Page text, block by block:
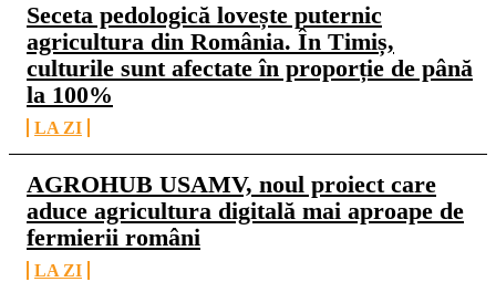
Seceta pedologică lovește puternic
agricultura din România. În Timiș,
culturile sunt afectate în proporție de până
la 100%
LA ZI
AGROHUB USAMV, noul proiect care
aduce agricultura digitală mai aproape de
fermierii români
LA ZI